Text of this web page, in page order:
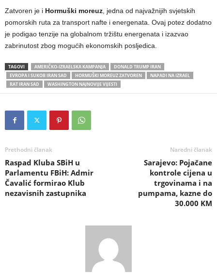
Zatvoren je i Hormuški moreuz , jedna od najvažnijih svjetskih
pomorskih ruta za transport nafte i energenata. Ovaj potez dodatno
je podigao tenzije na globalnom tržištu energenata i izazvao
zabrinutost zbog mogućih ekonomskih posljedica.
TAGOVI AMERIČKO-IZRAELSKA KAMPANJA
DONALD TRUMP IRAN
EVROPA I SUKOB IRAN SAD
HORMUŠKI MOREUZ ZATVOREN
NAPADI NA IZRAEL
RAT IRAN SAD
WASHINGTON NAJNOVIJE VIJESTI
Prethodni članak
Raspad Kluba SBiH u
Parlamentu FBiH: Admir
Čavalić formirao Klub
nezavisnih zastupnika
Naredni članak
Sarajevo: Pojačane
kontrole cijena u
trgovinama i na
pumpama, kazne do
30.000 KM